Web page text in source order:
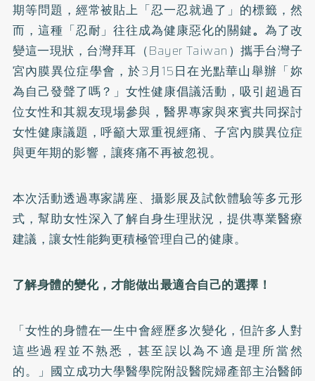
期等問題，經常被貼上「忍一忍就過了」的標籤，然
而，這種「忍耐」往往成為健康惡化的關鍵。 為了改
變這一現狀，台灣拜耳（Bayer Taiwan）攜手台灣子
宮內膜異位症學會，於3月15日在光點華山舉辦「妳
為自己發聲了嗎？」女性健康倡議活動，吸引超過百
位女性和其親友現場參與，醫界專家與來賓共同探討
女性健康議題，呼籲大眾重視經痛、子宮內膜異位症
與更年期的影響，讓疼痛不再被忽視。
本次活動透過專家講座、攝影展及試飲體驗等多元形
式，幫助女性深入了解自身生理狀況，提供專業醫療
建議，讓女性能夠更積極管理自己的健康。
了解身體的變化，才能做出最適合自己的選擇！
「女性的身體在一生中會經歷多次變化，但許多人對
這些過程並不熟悉，甚至誤以為不適是理所當然
的。」國立成功大學醫學院附設醫院婦產部主治醫師